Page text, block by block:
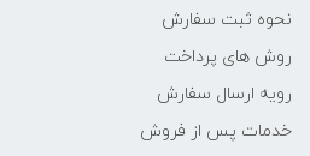
نحوه ثبت سفارش
روش های پرداخت
رویه ارسال سفارش
خدمات پس از فروش